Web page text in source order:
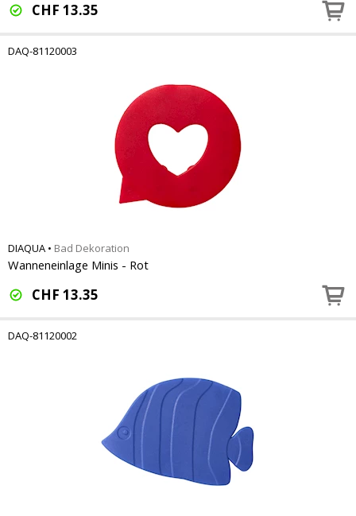
CHF 13.35
DAQ-81120003
DIAQUA • Bad Dekoration
Wanneneinlage Minis - Rot
CHF 13.35
DAQ-81120002